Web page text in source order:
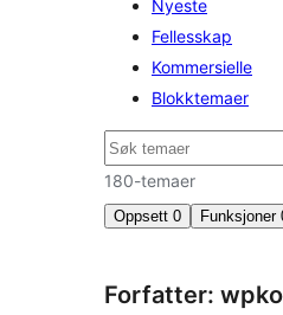
Nyeste
Fellesskap
Kommersielle
Blokktemaer
Søk
180-temaer
Oppsett 0 Funksjoner
Forfatter: